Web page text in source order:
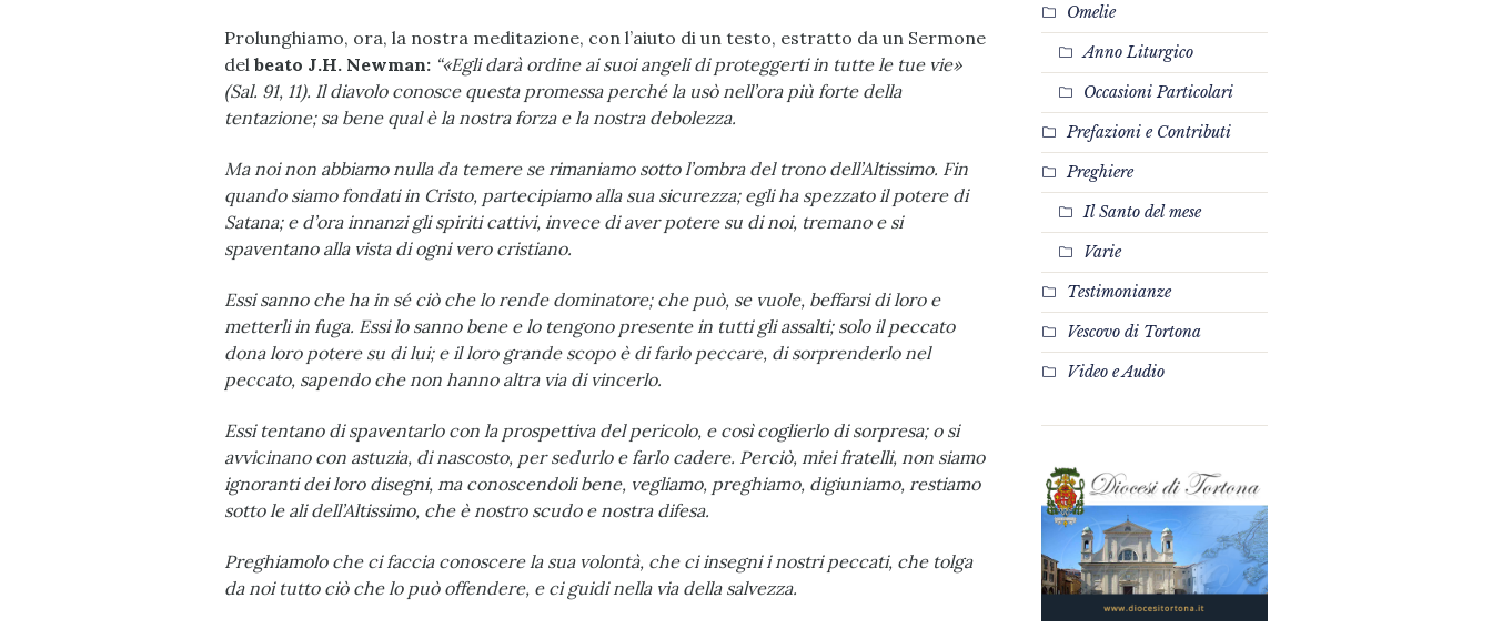
Prolunghiamo, ora, la nostra meditazione, con l’aiuto di un testo, estratto da un Sermone
del beato J.H. Newman: “«Egli darà ordine ai suoi angeli di proteggerti in tutte le tue vie»
(Sal. 91, 11). Il diavolo cono­sce questa promessa perché la usò nell’ora più forte della
tentazione; sa bene qual è la nostra forza e la nostra debolezza.
Ma noi non abbiamo nulla da temere se rimaniamo sotto l’ombra del trono dell’Altissimo. Fin
quando siamo fondati in Cristo, partecipiamo alla sua sicurezza; egli ha spezzato il potere di
Satana; e d’ora innanzi gli spiriti cattivi, invece di aver potere su di noi, tremano e si
spaventano alla vista di ogni vero cristiano.
Essi sanno che ha in sé ciò che lo rende dominatore; che può, se vuole, beffarsi di loro e
metterli in fuga. Essi lo sanno bene e lo tengono presente in tutti gli assalti; solo il pec­cato
dona loro potere su di lui; e il loro grande scopo è di farlo peccare, di sorprenderlo nel
peccato, sapendo che non hanno altra via di vincerlo.
Essi tentano di spaventarlo con la prospettiva del pericolo, e così coglierlo di sorpresa; o si
avvicinano con astuzia, di nascosto, per sedurlo e farlo cadere. Perciò, miei fratelli, non siamo
ignoranti dei loro disegni, ma conoscendoli bene, vegliamo, preghiamo, digiuniamo, restiamo
sotto le ali dell’Altissimo, che è nostro scudo e nostra difesa.
Preghiamolo che ci faccia conoscere la sua volontà, che ci insegni i nostri peccati, che tolga
da noi tutto ciò che lo può offendere, e ci guidi nella via della salvezza.
Omelie
Anno Liturgico
Occasioni Particolari
Prefazioni e Contributi
Preghiere
Il Santo del mese
Varie
Testimonianze
Vescovo di Tortona
Video e Audio